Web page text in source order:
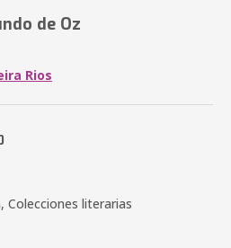
de Oz
Rios
Colecciones literarias